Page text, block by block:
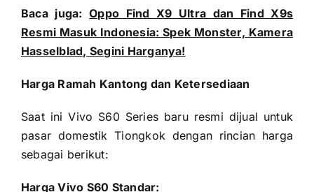
Baca juga:Oppo Find X9 Ultra dan Find X9s
Resmi Masuk Indonesia: Spek Monster, Kamera
Hasselblad, Segini Harganya!
Harga Ramah Kantong dan Ketersediaan
Saat ini Vivo S60 Series baru resmi dijual untuk
pasar domestik Tiongkok dengan rincian harga
sebagai berikut:
Harga Vivo S60 Standar: